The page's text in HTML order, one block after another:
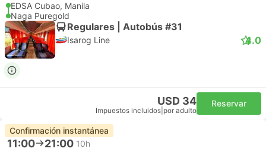
EDSA Cubao, Manila
Naga Puregold
Regulares | Autobús #31
Isarog Line 4.0
USD 34
Impuestos incluidos por adulto
Reservar
Confirmación instantánea
11:00 21:00 10h